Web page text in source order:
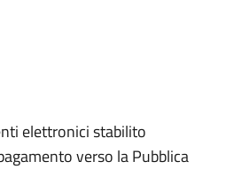
elettronici stabilito
verso la Pubblica